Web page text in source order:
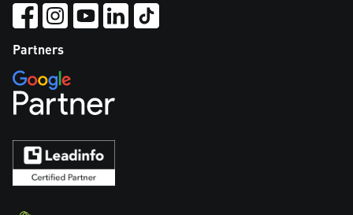
Partners